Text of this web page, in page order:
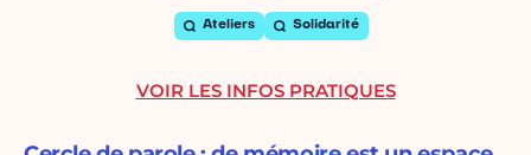
Ateliers Solidarité
VOIR LES INFOS PRATIQUES